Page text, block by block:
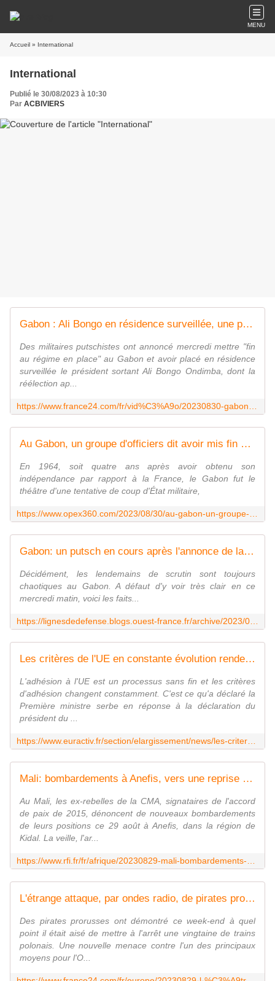
MENU
Accueil » International
International
Publié le 30/08/2023 à 10:30
Par ACBIVIERS
Gabon : Ali Bongo en résidence surveillée, une partie de la population acclame les putschistes
Des militaires putschistes ont annoncé mercredi mettre "fin
au régime en place" au Gabon et avoir placé en résidence
surveillée le président sortant Ali Bongo Ondimba, dont la
réélection ap...
Au Gabon, un groupe d'officiers dit avoir mis fin au régime d'Ali Bongo - Zone Militaire
En 1964, soit quatre ans après avoir obtenu son
indépendance par rapport à la France, le Gabon fut le
théâtre d'une tentative de coup d'État militaire,
Gabon: un putsch en cours après l'annonce de la victoire électorale d'Ali Bongo
Décidément, les lendemains de scrutin sont toujours
chaotiques au Gabon. A défaut d'y voir très clair en ce
mercredi matin, voici les faits...
Les critères de l'UE en constante évolution rendent l'élargissement d'ici 2030 irréaliste, selon la Première ministre serbe
L'adhésion à l'UE est un processus sans fin et les critères
d'adhésion changent constamment. C'est ce qu'a déclaré la
Première ministre serbe en réponse à la déclaration du
président du ...
Mali: bombardements à Anefis, vers une reprise de la guerre entre l'État et les ex-rebelles de la CMA?
Au Mali, les ex-rebelles de la CMA, signataires de l'accord
de paix de 2015, dénoncent de nouveaux bombardements
de leurs positions ce 29 août à Anefis, dans la région de
Kidal. La veille, l'ar...
L'étrange attaque, par ondes radio, de pirates prorusses contre le rail polonais
Des pirates prorusses ont démontré ce week-end à quel
point il était aisé de mettre à l'arrêt une vingtaine de trains
polonais. Une nouvelle menace contre l'un des principaux
moyens pour l'O...